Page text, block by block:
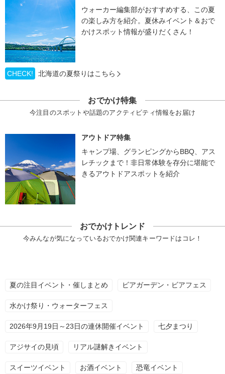
ウォーカー編集部がおすすめする、この夏
の楽しみ方を紹介。夏休みイベント＆おで
かけスポット情報が盛りだくさん！
CHECK! 北海道の夏祭りはこちら
おでかけ特集
今注目のスポットや話題のアクティビティ情報をお届け
アウトドア特集
キャンプ場、グランピングからBBQ、アス
レチックまで！非日常体験を存分に堪能で
きるアウトドアスポットを紹介
おでかけトレンド
今みんなが気になっているおでかけ関連キーワードはコレ！
夏の注目イベント・催しまとめ ビアガーデン・ビアフェス
水かけ祭り・ウォーターフェス
2026年9月19日～23日の連休開催イベント 七夕まつり
アジサイの見頃 リアル謎解きイベント
スイーツイベント お酒イベント 恐竜イベント